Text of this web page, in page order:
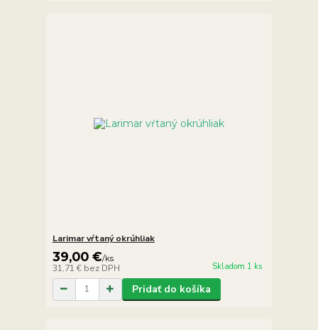
Larimar vŕtaný okrúhliak
39,00 €/ks
31,71 € bez DPH Skladom 1 ks
Pridať do košíka